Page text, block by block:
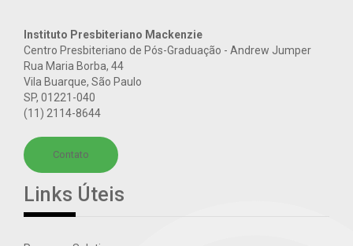
Instituto Presbiteriano Mackenzie
Centro Presbiteriano de Pós-Graduação - Andrew Jumper
Rua Maria Borba, 44
Vila Buarque, São Paulo
SP, 01221-040
(11) 2114-8644
Contato
Links Úteis